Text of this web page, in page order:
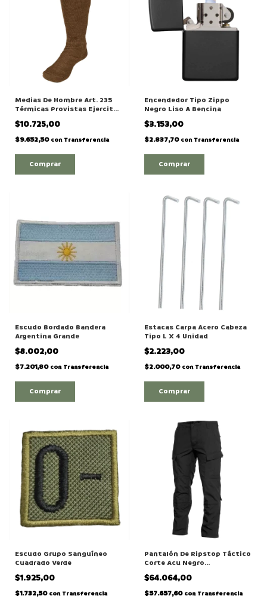
Medias De Hombre Art. 235
Térmicas Provistas Ejercito-
gendarmería-policía
$10.725,00
$9.652,50 con Transferencia
Comprar
Encendedor Tipo Zippo
Negro Liso A Bencina
$3.153,00
$2.837,70 con Transferencia
Escudo Bordado Bandera
Argentina Grande
$8.002,00
$7.201,80 con Transferencia
Comprar
Estacas Carpa Acero Cabeza
Tipo L X 4 Unidad
$2.223,00
$2.000,70 con Transferencia
Escudo Grupo Sanguíneo
Cuadrado Verde
$1.925,00
$1.732,50 con Transferencia
Pantalón De Ripstop Táctico
Corte Acu Negro
"Algodon/Poliéster"
$64.064,00
$57.657,60 con Transferencia